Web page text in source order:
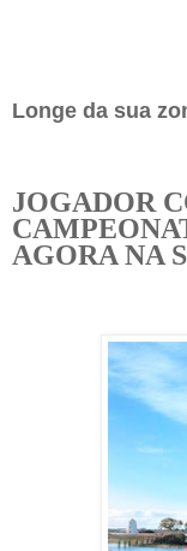
Longe da sua
JOGADOR
AGORA NA